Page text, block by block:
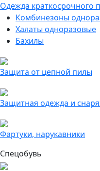
Одежда краткосрочного
Комбинезоны
Халаты одноразовые
Бахилы
Защита от цепной пилы
Защитная одежда и
Фартуки, нарукавники
Спецобувь